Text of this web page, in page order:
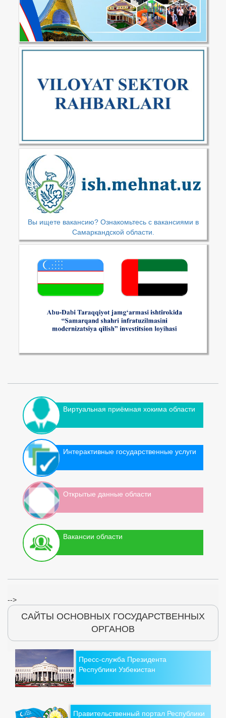
Вы ищете вакансию? Ознакомьтесь с вакансиями в
Самаркандской области.
Виртуальная приёмная хокима области
Интерактивные государственные услуги
Открытые данные области
Вакансии области
-->
САЙТЫ ОСНОВНЫХ ГОСУДАРСТВЕННЫХ
ОРГАНОВ
Пресс-служба Президента
Республики Узбекистан
Правительственный портал Республики